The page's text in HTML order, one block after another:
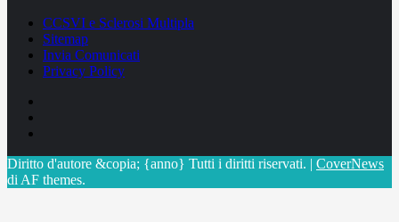
CCSVI e Sclerosi Multipla
Sitemap
Invia Comunicati
Privacy Policy
Diritto d'autore &copia; {anno} Tutti i diritti riservati. | CoverNews
di AF themes.